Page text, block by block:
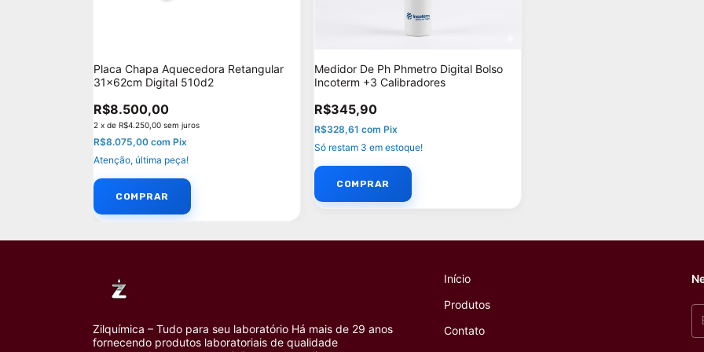
Placa Chapa Aquecedora Retangular
31x62cm Digital 510d2
R$8.500,00
2 x de R$4.250,00 sem juros
R$8.075,00 com Pix
Atenção, última peça!
Medidor De Ph Phmetro Digital Bolso
Incoterm +3 Calibradores
R$345,90
R$328,61 com Pix
Só restam 3 em estoque!
Zilquímica – Tudo para seu laboratório Há mais de 29 anos
fornecendo produtos laboratoriais de qualidade
Início
Produtos
Contato